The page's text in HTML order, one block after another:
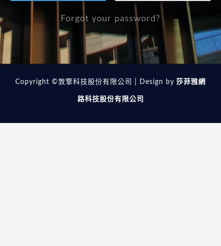
Forgot your password?
Copyright ©敦擎科技股份有限公司 | Design by 莎菲雅網
路科技股份有限公司